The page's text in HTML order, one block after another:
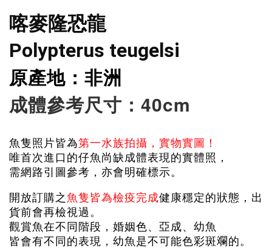
喀麥隆恐龍
Polypterus teugelsi
原產地：非洲
成體參考尺寸：40cm
魚隻照片皆為第一水族拍攝，實物實圖！
唯首次進口的仔魚尚缺成體表現的實體照，
需網路引圖參考，亦會明確標示。
開放訂購之 魚隻皆為檢疫完成健康穩定的狀態，出
貨前會再檢視過。
觀賞魚在不同階段，婚姻色、亞成、幼魚
皆會有不同的表現，幼魚是不可能色彩斑斕的。